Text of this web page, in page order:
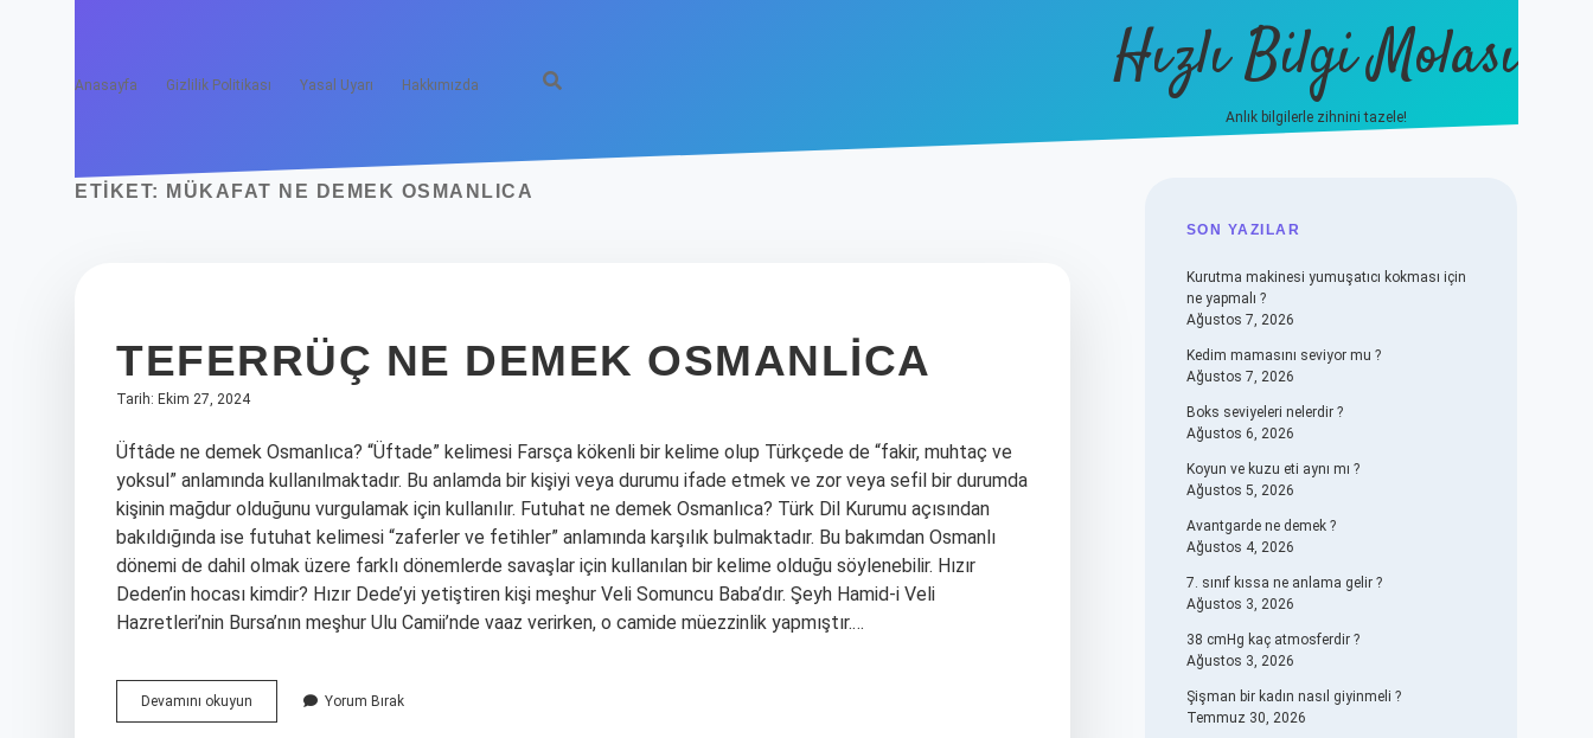
Anasayfa Gizlilik Politikası Yasal Uyarı Hakkımızda Hızlı Bilgi Molası
Anlık bilgilerle zihnini tazele!
ETIKET: MÜKAFAT NE DEMEK OSMANLICA
TEFERRÜÇ NE DEMEK OSMANLICA
Tarih: Ekim 27, 2024
Üftâde ne demek Osmanlıca? “Üftade” kelimesi Farsça kökenli bir kelime olup Türkçede de “fakir, muhtaç ve
yoksul” anlamında kullanılmaktadır. Bu anlamda bir kişiyi veya durumu ifade etmek ve zor veya sefil bir durumda
kişinin mağdur olduğunu vurgulamak için kullanılır. Futuhat ne demek Osmanlıca? Türk Dil Kurumu açısından
bakıldığında ise futuhat kelimesi “zaferler ve fetihler” anlamında karşılık bulmaktadır. Bu bakımdan Osmanlı
dönemi de dahil olmak üzere farklı dönemlerde savaşlar için kullanılan bir kelime olduğu söylenebilir. Hızır
Deden’in hocası kimdir? Hızır Dede’yi yetiştiren kişi meşhur Veli Somuncu Baba’dır. Şeyh Hamid-i Veli
Hazretleri’nin Bursa’nın meşhur Ulu Camii’nde vaaz verirken, o camide müezzinlik yapmıştır.…
Devamını okuyun Teferrüç
Ne
Yorum Bırak
SIDEBAR
SON YAZILAR
Kurutma makinesi yumuşatıcı kokması için
ne yapmalı ?
Ağustos 7, 2026
Kedim mamasını seviyor mu ?
Ağustos 7, 2026
Boks seviyeleri nelerdir ?
Ağustos 6, 2026
Koyun ve kuzu eti aynı mı ?
Ağustos 5, 2026
Avantgarde ne demek ?
Ağustos 4, 2026
7. sınıf kıssa ne anlama gelir ?
Ağustos 3, 2026
38 cmHg kaç atmosferdir ?
Ağustos 3, 2026
Şişman bir kadın nasıl giyinmeli ?
Temmuz 30, 2026